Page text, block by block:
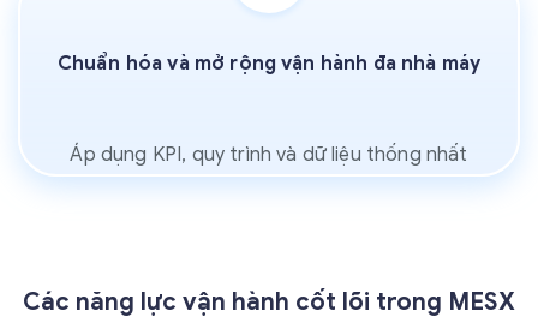
Chuẩn hóa và mở rộng vận hành đa nhà máy
Áp dụng KPI, quy trình và dữ liệu thống nhất
Các năng lực vận hành cốt lõi trong MESX